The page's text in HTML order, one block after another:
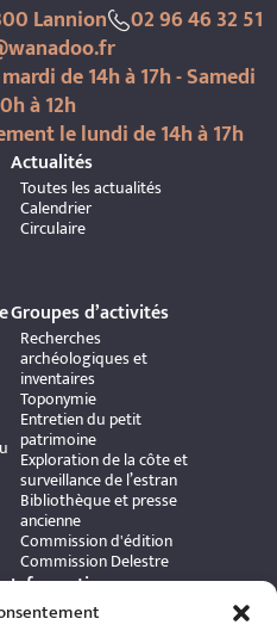
Lannion
02 96 46 32 51
de 14h à 17h - Samedi
à 12h
le lundi de 14h à 17h
Actualités
Toutes les actualités
Calendrier
Circulaire
Groupes d’activités
Recherches
archéologiques et
inventaires
Toponymie
Entretien du petit
patrimoine
Exploration de la côte et
surveillance de l’estran
Bibliothèque et presse
ancienne
Commission d'édition
Commission Delestre
Informations
pratiques